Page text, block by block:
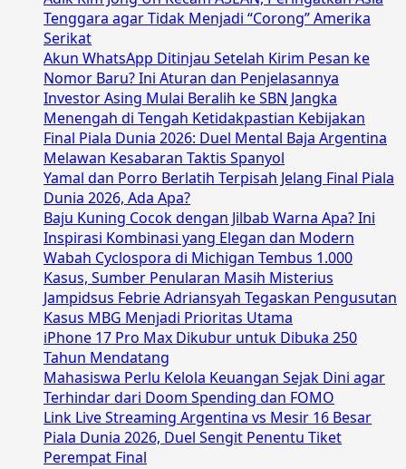
Tenggara agar Tidak Menjadi “Corong” Amerika
Serikat
Akun WhatsApp Ditinjau Setelah Kirim Pesan ke
Nomor Baru? Ini Aturan dan Penjelasannya
Investor Asing Mulai Beralih ke SBN Jangka
Menengah di Tengah Ketidakpastian Kebijakan
Final Piala Dunia 2026: Duel Mental Baja Argentina
Melawan Kesabaran Taktis Spanyol
Yamal dan Porro Berlatih Terpisah Jelang Final Piala
Dunia 2026, Ada Apa?
Baju Kuning Cocok dengan Jilbab Warna Apa? Ini
Inspirasi Kombinasi yang Elegan dan Modern
Wabah Cyclospora di Michigan Tembus 1.000
Kasus, Sumber Penularan Masih Misterius
Jampidsus Febrie Adriansyah Tegaskan Pengusutan
Kasus MBG Menjadi Prioritas Utama
iPhone 17 Pro Max Dikubur untuk Dibuka 250
Tahun Mendatang
Mahasiswa Perlu Kelola Keuangan Sejak Dini agar
Terhindar dari Doom Spending dan FOMO
Link Live Streaming Argentina vs Mesir 16 Besar
Piala Dunia 2026, Duel Sengit Penentu Tiket
Perempat Final